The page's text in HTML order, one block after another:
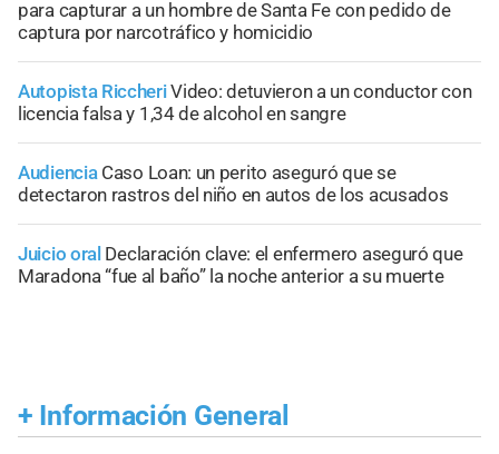
para capturar a un hombre de Santa Fe con pedido de
captura por narcotráfico y homicidio
Autopista RiccheriVideo: detuvieron a un conductor con
licencia falsa y 1,34 de alcohol en sangre
Audiencia Caso Loan: un perito aseguró que se
detectaron rastros del niño en autos de los acusados
Juicio oral Declaración clave: el enfermero aseguró que
Maradona “fue al baño” la noche anterior a su muerte
+ Información General